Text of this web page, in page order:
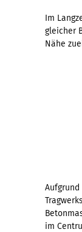
Im
gleicher
Nähe
im